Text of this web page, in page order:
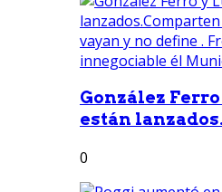
González
están
0